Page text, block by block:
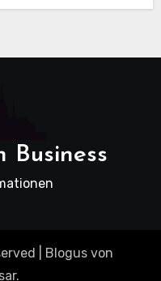
Business
Blogus von
.